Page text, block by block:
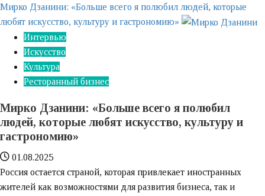
больше
о
Евгений
Гиркин:
как
ToDoFood
инновации
и
доступность
на
рынке
продуктов
Мирко Дзанини: «Больше всего я полюбил людей, которые
любят искусство, культуру и гастрономию»
Интервью
Искусство
Культура
Ресторанный бизнес
Мирко Дзанини: «Больше всего я полюбил
людей, которые любят искусство, культуру и
гастрономию»
01.08.2025
Россия остается страной, которая привлекает иностранных
жителей как возможностями для развития бизнеса, так и